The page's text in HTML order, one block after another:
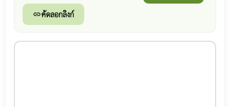
linkคัดลอกลิงก์